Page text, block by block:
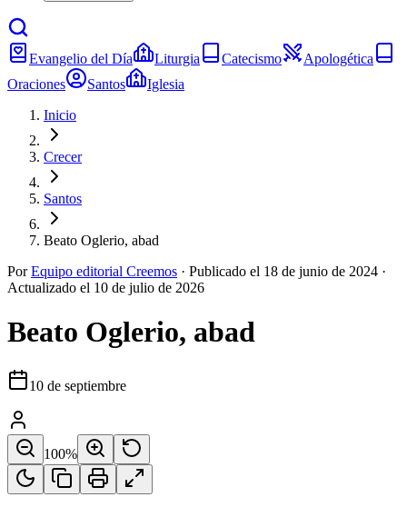
Evangelio del Día Liturgia Catecismo
Apologética
Oraciones
Santos
Iglesia
Inicio
Crecer
Santos
Beato Oglerio, abad
Por Equipo editorial Creemos · Publicado el 18 de junio de 2024 ·
Actualizado el 10 de julio de 2026
Beato Oglerio, abad
10 de septiembre
100%